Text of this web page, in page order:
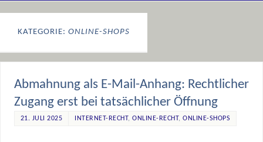
KATEGORIE: ONLINE-SHOPS
Abmahnung als E-Mail-Anhang: Rechtlicher
Zugang erst bei tatsächlicher Öffnung
21. JULI 2025 INTERNET-RECHT ,ONLINE-RECHT ,ONLINE-SHOPS